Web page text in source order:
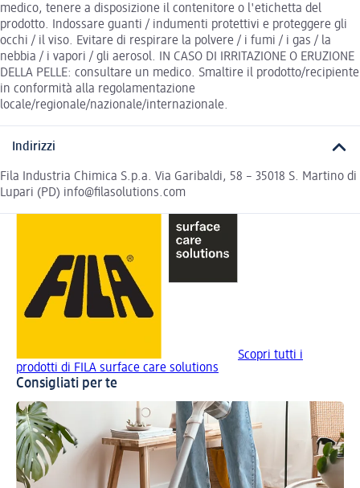
medico, tenere a disposizione il contenitore o l'etichetta del
prodotto. Indossare guanti / indumenti protettivi e proteggere gli
occhi / il viso. Evitare di respirare la polvere / i fumi / i gas / la
nebbia / i vapori / gli aerosol. IN CASO DI IRRITAZIONE O ERUZIONE
DELLA PELLE: consultare un medico. Smaltire il prodotto/recipiente
in conformità alla regolamentazione
locale/regionale/nazionale/internazionale.
Indirizzi
Fila Industria Chimica S.p.a. Via Garibaldi, 58 – 35018 S. Martino di
Lupari (PD) info@filasolutions.com
Scopri tutti i
prodotti di FILA surface care solutions
Consigliati per te